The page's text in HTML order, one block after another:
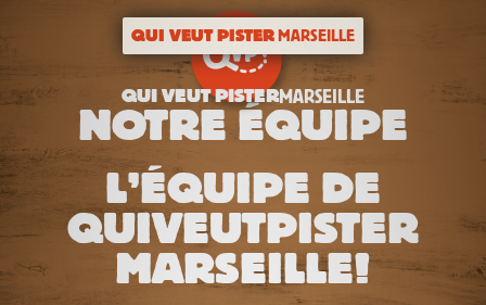
QUI VEUT PISTERMARSEILLE
QUI VEUT PISTERMARSEILLE
NOTRE ÉQUIPE
L’ÉQUIPE DE
QUIVEUTPISTER
MARSEILLE!